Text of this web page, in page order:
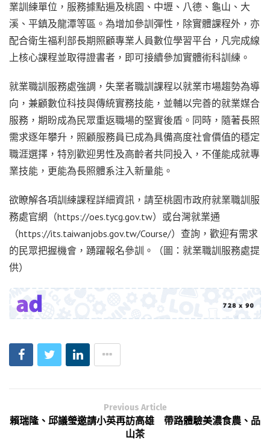
業訓練單位，服務據點遍及桃園、中壢、八德、龜山、大
溪、平鎮及龍潭等區。為增加參訓彈性，除實體課程外，亦
配合衛生福利部長期照顧專業人員數位學習平台，凡完成線
上核心課程並取得證書者，即可接續參加實體術科訓練。
就業職訓服務處強調，失業者職訓課程以就業市場趨勢為導
向，兼顧數位科技與傳統實務技能，並輔以完善的就業媒合
服務，期盼成為民眾重返職場的堅實後盾。同時，隨著長照
需求逐年攀升，照顧服務員已成為具備高度社會價值的穩定
職涯選擇，特別歡迎男性及高齡者共同投入，不僅能成就專
業技能，更能為長照體系注入新量能。
欲瞭解各項訓練課程詳細資訊，請至桃園市政府就業職訓服
務處官網（https://oes.tycg.gov.tw）或台灣就業通
（https://its.taiwanjobs.gov.tw/Course/）查詢，歡迎有需求
的民眾把握機會，踴躍報名參訓。（圖：就業職訓服務處提
供）
Previous Article
賴瑞隆、邱議瑩邀請小英再訪高雄 帶路體驗美濃食農、品
山茶